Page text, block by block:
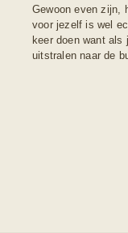
Gewoon even zijn,
voor jezelf is wel
keer doen want
uitstralen naar de